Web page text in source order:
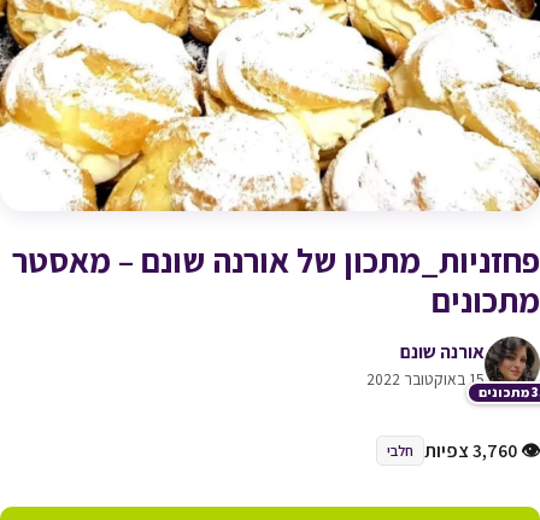
פחזניות_מתכון של אורנה שונם – מאסטר
מתכונים
אורנה שונם
15 באוקטובר 2022
👁 3,760 צפיות חלבי